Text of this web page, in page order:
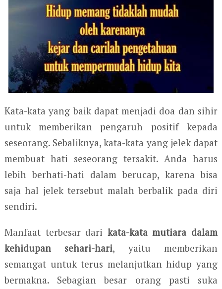
Kata-kata yang baik dapat menjadi doa dan sihir
untuk memberikan pengaruh positif kepada
seseorang. Sebaliknya, kata-kata yang jelek dapat
membuat hati seseorang tersakit. Anda harus
lebih berhati-hati dalam berucap, karena bisa
saja hal jelek tersebut malah berbalik pada diri
sendiri.
Manfaat terbesar dari kata-kata mutiara dalam
kehidupan sehari-hari, yaitu memberikan
semangat untuk terus melanjutkan hidup yang
bermakna. Sebagian besar orang pasti suka